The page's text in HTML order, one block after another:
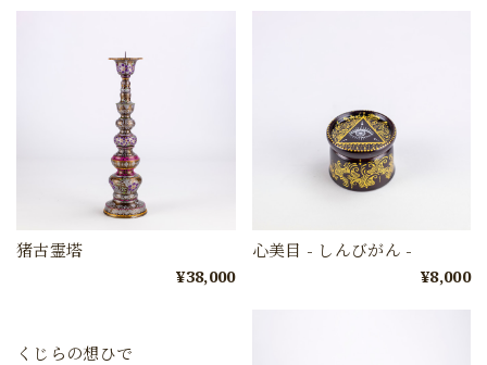
猪古霊塔
¥38,000
心美目 - しんびがん -
¥8,000
くじらの想ひで